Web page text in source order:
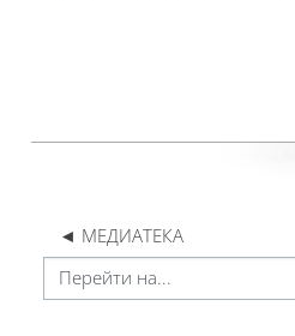
◄ МЕДИАТЕКА
Перейти на...